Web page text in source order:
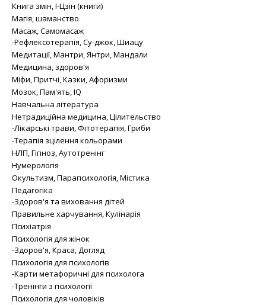
Книга змін, І-Цзін (книги)
Магія, шаманство
Масаж, Самомасаж
-Рефлексотерапія, Су-джок, Шиацу
Медитації, Мантри, Янтри, Мандали
Медицина, здоров'я
Міфи, Притчі, Казки, Афоризми
Мозок, Пам'ять, IQ
Навчальна література
Нетрадиційна медицина, Цілительство
-Лікарські трави, Фітотерапія, Гриби
-Терапія зцілення кольорами
НЛП, Гіпноз, Аутотренінг
Нумерологія
Окультизм, Парапсихологія, Містика
Педагогіка
-Здоров'я та виховання дітей
Правильне харчування, Кулінарія
Психіатрія
Психологія для жінок
-Здоров'я, Краса, Догляд
Психологія для психологів
-Карти метафоричні для психолога
-Тренінги з психології
Психологія для чоловіків